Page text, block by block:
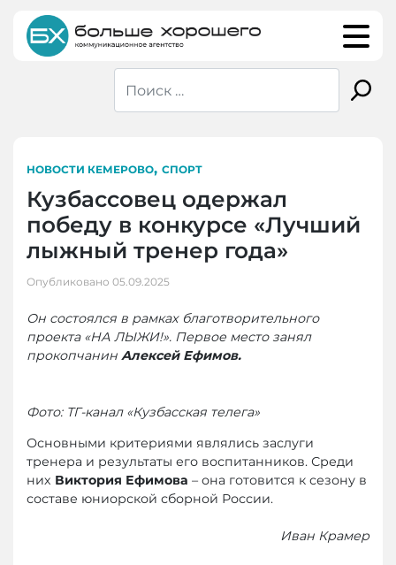
content
НОВОСТИ КЕМЕРОВО, СПОРТ
Кузбассовец одержал
победу в конкурсе «Лучший
лыжный тренер года»
Опубликовано 05.09.2025
Он состоялся в рамках благотворительного
проекта «НА ЛЫЖИ!». Первое место занял
прокопчанин Алексей Ефимов.
Фото: ТГ-канал «Кузбасская телега»
Основными критериями являлись заслуги
тренера и результаты его воспитанников. Среди
них Виктория Ефимова – она готовится к сезону в
составе юниорской сборной России.
Иван Крамер